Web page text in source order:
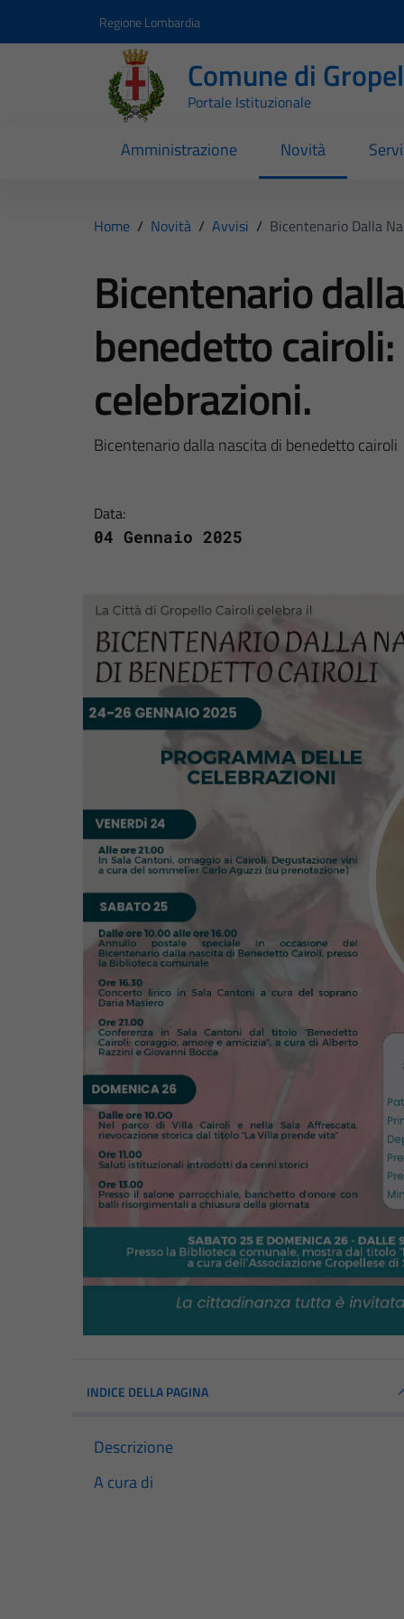
Regione Lombardia
Comune di
Portale Istituzionale
Amministrazione Novità
Home / Novità / Avvisi / Bicentenario Dalla
Bicentenario
benedetto
celebrazioni.
Bicentenario dalla nascita di benedetto cairoli
Data:
04 Gennaio 2025
INDICE DELLA PAGINA
Descrizione
A cura di